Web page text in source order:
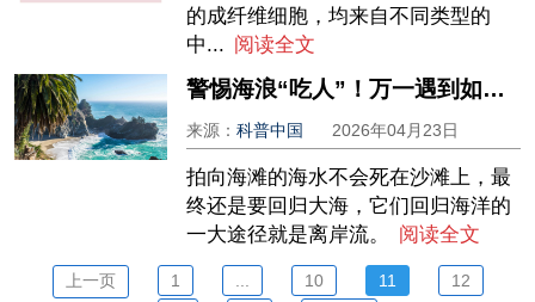
的成纤维细胞，均来自不同类型的
中... 阅读全文
警惕海浪“吃人”！万一遇到如何自救？
来源：科普中国 2026年04月23日
拍向海滩的海水不会死在沙滩上，最
终还是要回归大海，它们回归海洋的
一大途径就是离岸流。
阅读全文
上一页 1 10 11
12